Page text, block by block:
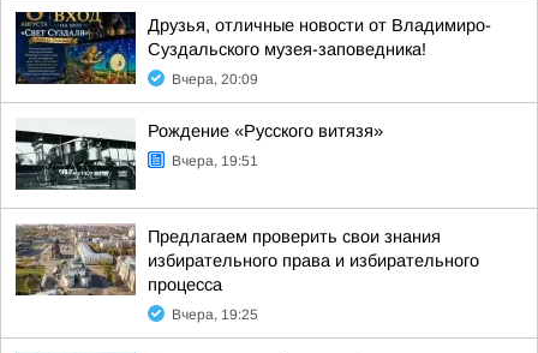
Друзья, отличные новости от Владимиро-
Суздальского музея-заповедника!
Вчера, 20:09
Рождение «Русского витязя»
Вчера, 19:51
Предлагаем проверить свои знания
избирательного права и избирательного
процесса
Вчера, 19:25